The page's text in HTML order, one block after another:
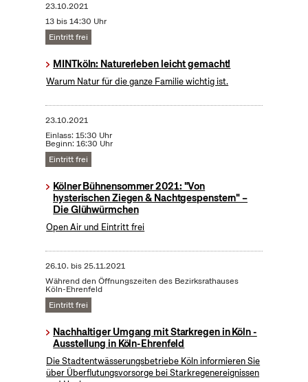
23.10.2021
13 bis 14:30 Uhr
Eintritt frei
MINTköln: Naturerleben leicht gemacht!
Warum Natur für die ganze Familie wichtig ist.
23.10.2021
Einlass: 15:30 Uhr
Beginn: 16:30 Uhr
Eintritt frei
Kölner Bühnensommer 2021: "Von
hysterischen Ziegen & Nachtgespenstern" –
Die Glühwürmchen
Open Air und Eintritt frei
26.10. bis25.11.2021
Während den Öffnungszeiten des Bezirksrathauses
Köln-Ehrenfeld
Eintritt frei
Nachhaltiger Umgang mit Starkregen in Köln -
Ausstellung in Köln-Ehrenfeld
Die Stadtentwässerungsbetriebe Köln informieren Sie
über Überflutungsvorsorge bei Starkregenereignissen